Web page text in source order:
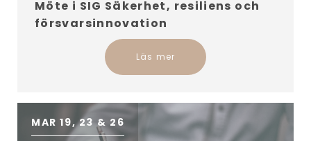
Möte i SIG Säkerhet, resiliens och
försvarsinnovation
Läs mer
MAR 19, 23 & 26